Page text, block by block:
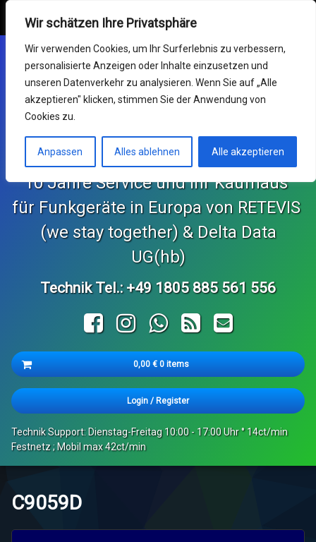
Wir schätzen Ihre Privatsphäre
Wir verwenden Cookies, um Ihr Surferlebnis zu verbessern,
personalisierte Anzeigen oder Inhalte einzusetzen und
unseren Datenverkehr zu analysieren. Wenn Sie auf „Alle
akzeptieren" klicken, stimmen Sie der Anwendung von
Cookies zu.
Anpassen Alles ablehnen Alle akzeptieren
Retevis Online Shop
Mein Konto
Funkgeräte
Service & RMA
Impressum
Support Center
KONTAKT und Bestellungen
SvBony Online Shop
content
Germany RETEVIS (wir
sind zusammen)
10 Jahre Service und Ihr Kaufhaus
für Funkgeräte in Europa von RETEVIS
(we stay together) & Delta Data
UG(hb)
Technik Tel.: +49 1805 885 561 556
FacebookInstagramWhatsApp
RSS E-mail
Cart
0,00€ 0 items
Es befinden sich keine Produkte im Warenkorb.
Login / Register
Technik Support: Dienstag-Freitag 10:00 - 17:00 Uhr ° 14ct/min
Festnetz ; Mobil max 42ct/min
C9059D